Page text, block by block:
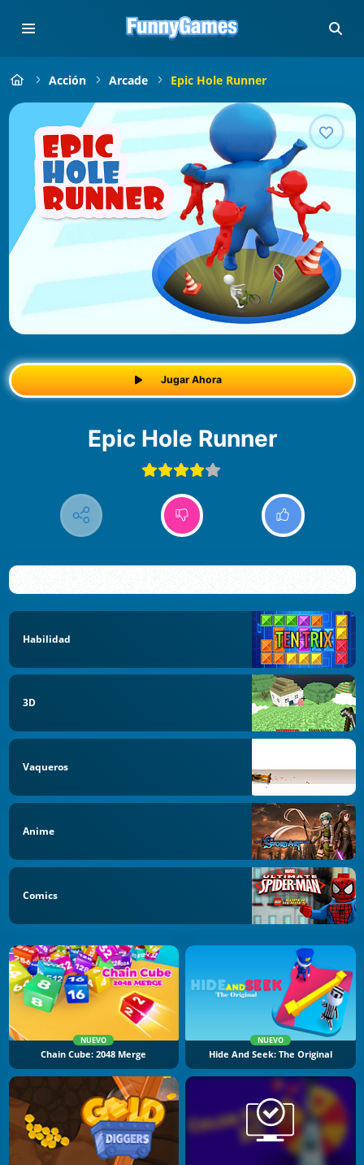
Acción Arcade Epic Hole Runner
Jugar Ahora
Epic Hole Runner
Habilidad
3D
Vaqueros
Anime
Comics
NUEVO
Chain Cube: 2048 Merge
NUEVO
Hide And Seek: The Original